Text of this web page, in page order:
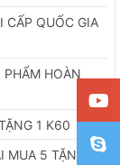
CẤP QUỐC GIA
PHẨM HOÀN
1 K60
MUA 5 TẶNG 1